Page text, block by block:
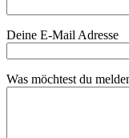
Deine E-Mail Adresse
Was möchtest du